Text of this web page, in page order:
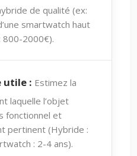
de qualité (ex:
smartwatch haut
800-2000€).
utile : Estimez la
laquelle l’objet
fonctionnel et
pertinent (Hybride :
: 2-4 ans).